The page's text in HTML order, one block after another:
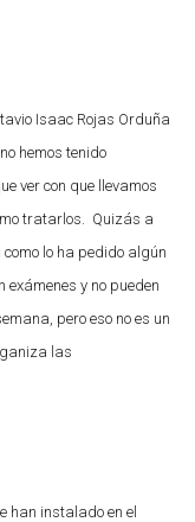
Isaac Rojas Orduña
hemos tenido
ver con que llevamos
tratarlos. Quizás a
lo ha pedido algún
y no pueden
pero eso no es un
las
han instalado en el